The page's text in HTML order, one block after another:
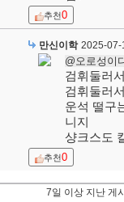
추천0
만신이학 2025-07-
@오로성이
검휘둘러
검휘둘러
운석 떨구
니지
샹크스도
추천0
7일 이상 지난 게